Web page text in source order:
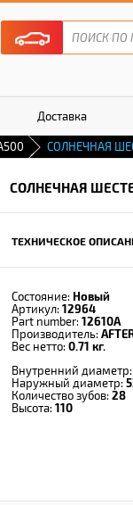
Доставка
СОЛНЕЧНАЯ
СОЛНЕЧНАЯ
ТЕХНИЧЕСКОЕ
Состояние: Новый
Артикул: 12964
Part number: 12610A
Производитель:
Вес нетто: 0.71 кг.
Внутренний
Наружный диаметр:
Количество зубов: 28
Высота: 110